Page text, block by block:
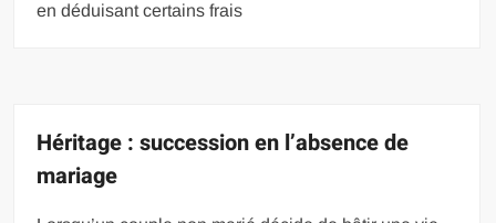
en déduisant certains frais
Héritage : succession en l’absence de
mariage